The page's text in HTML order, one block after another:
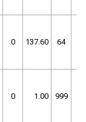
0 137.60 64
0 1.00 999